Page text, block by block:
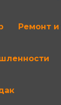
Ремонт и